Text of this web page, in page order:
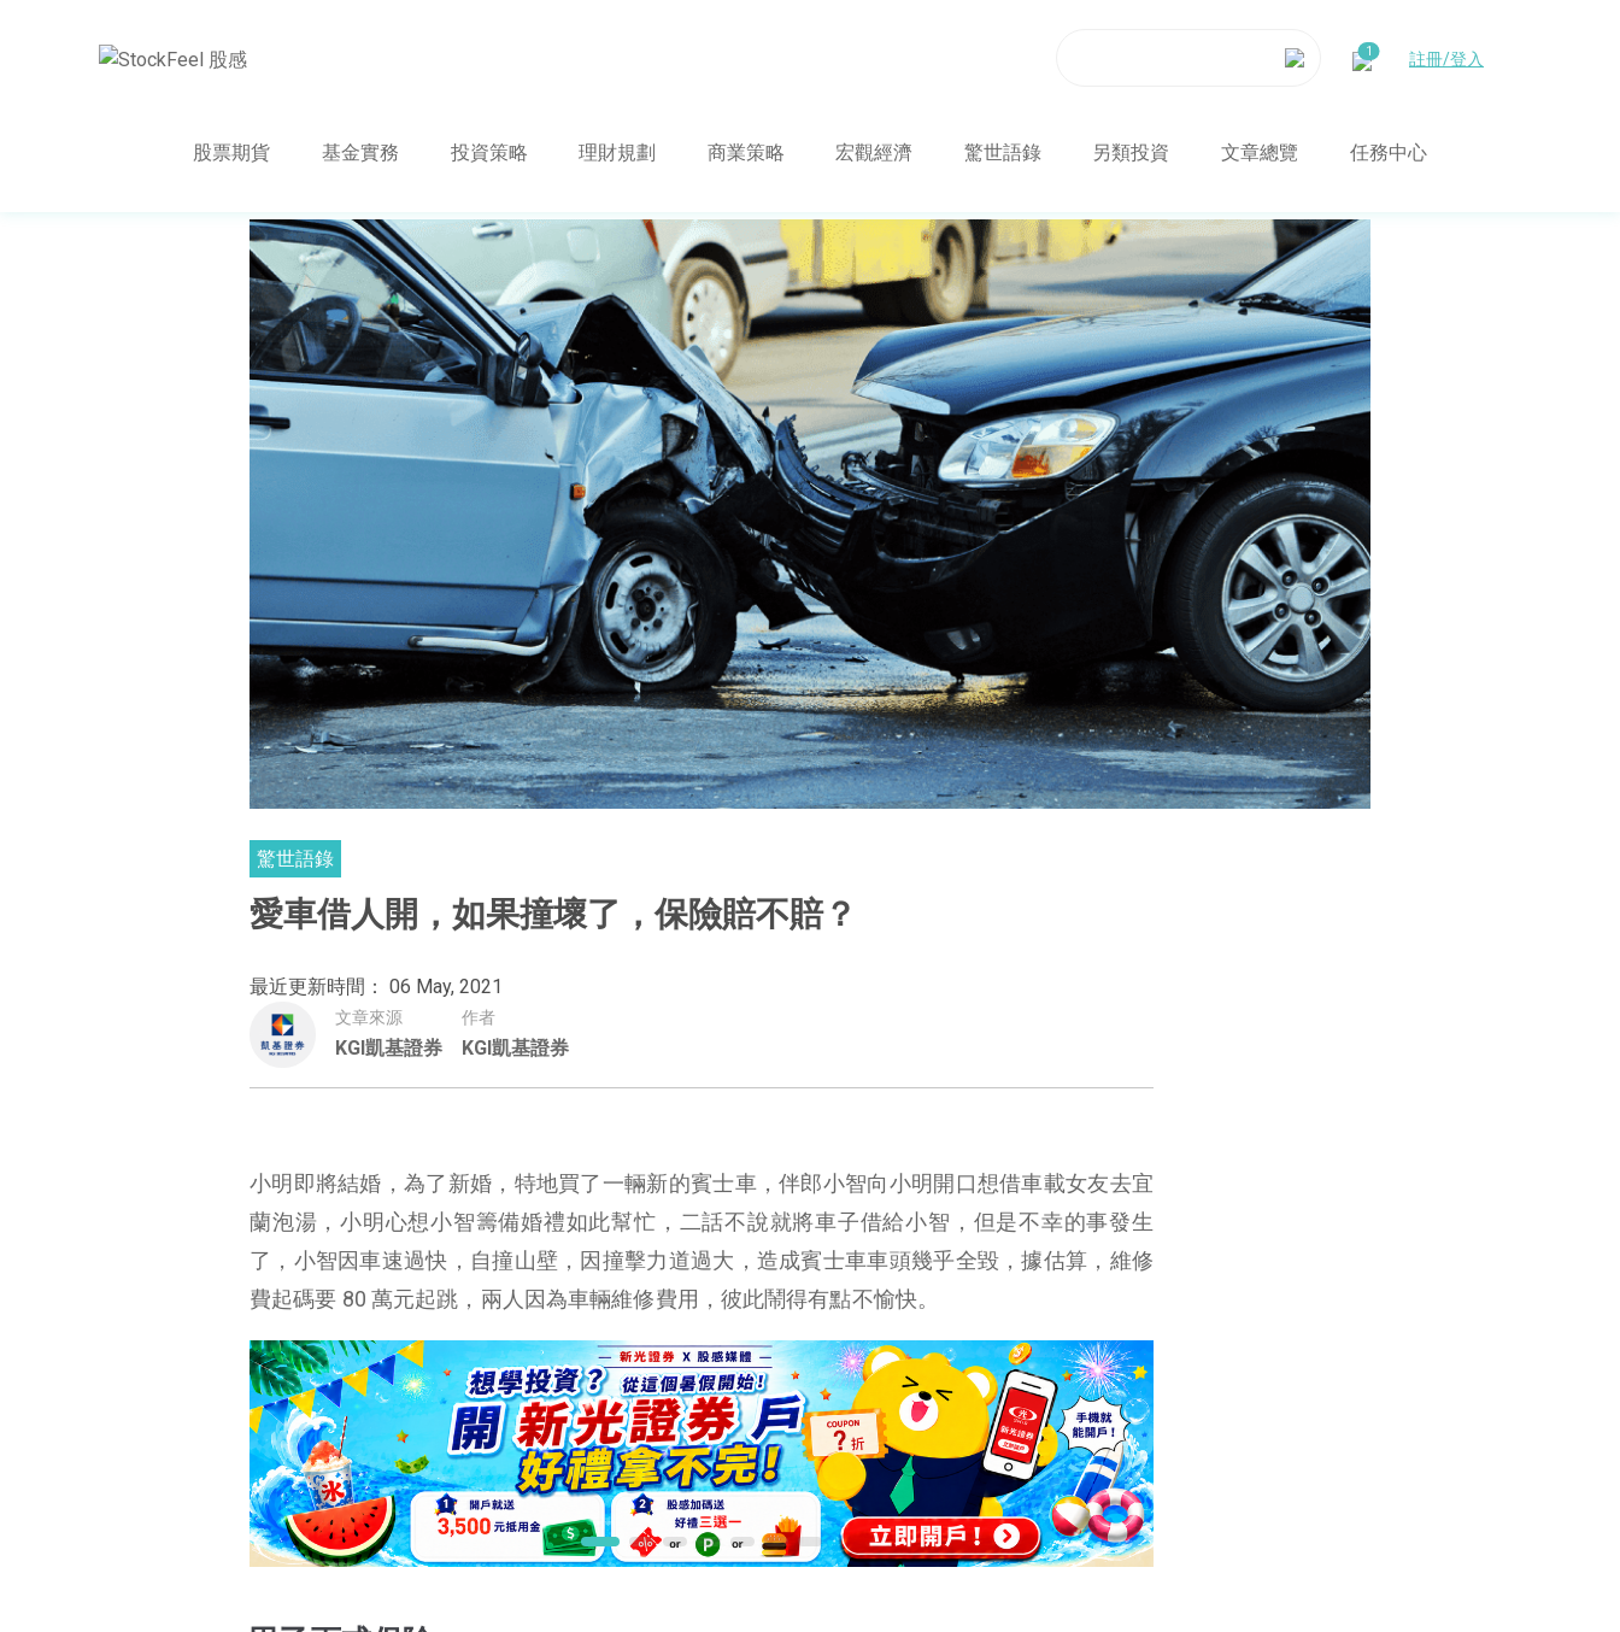
註冊/登入
股票期貨 基金實務 投資策略 理財規劃 商業策略 宏觀經濟 驚世語錄 另類投資 文章總覽 任務中心
驚世語錄
愛車借人開，如果撞壞了，保險賠不賠？
最近更新時間： 06 May, 2021
文章來源
KGI凱基證券
作者
KGI凱基證券
小明即將結婚，為了新婚，特地買了一輛新的賓士車，伴郎小智向小明開口想借車載女友去宜
蘭泡湯，小明心想小智籌備婚禮如此幫忙，二話不說就將車子借給小智，但是不幸的事發生
了，小智因車速過快，自撞山壁，因撞擊力道過大，造成賓士車車頭幾乎全毀，據估算，維修
費起碼要 80 萬元起跳，兩人因為車輛維修費用，彼此鬧得有點不愉快。